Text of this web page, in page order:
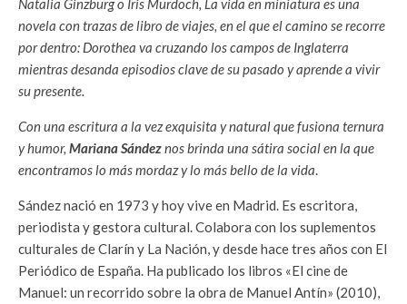
novela con trazas de libro de viajes, en el que el camino se recorre
por dentro: Dorothea va cruzando los campos de Inglaterra
mientras desanda episodios clave de su pasado y aprende a vivir
su presente.
Con una escritura a la vez exquisita y natural que fusiona ternura
y humor, Mariana Sándeznos brinda una sátira social en la que
encontramos lo más mordaz y lo más bello de la vida
Sández nació en 1973 y hoy vive en Madrid. Es escritora,
periodista y gestora cultural. Colabora con los suplementos
culturales de Clarín y La Nación, y desde hace tres años con El
Periódico de España. Ha publicado los libros «El cine de
Manuel: un recorrido sobre la obra de Manuel Antín» (2010),